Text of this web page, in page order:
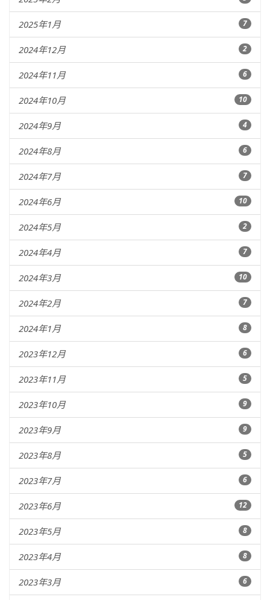
2025年1月 7
2024年12月 2
2024年11月 6
2024年10月 10
2024年9月 4
2024年8月 6
2024年7月 7
2024年6月 10
2024年5月 2
2024年4月 7
2024年3月 10
2024年2月 7
2024年1月 8
2023年12月 6
2023年11月 5
2023年10月 9
2023年9月 9
2023年8月 5
2023年7月 6
2023年6月 12
2023年5月 8
2023年4月 8
2023年3月 6